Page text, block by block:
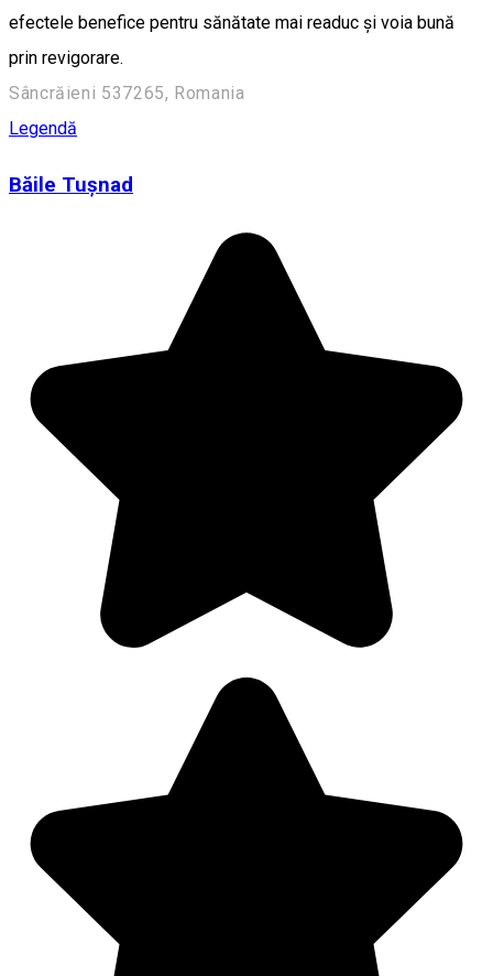
efectele benefice pentru sănătate mai readuc și voia bună
prin revigorare.
Sâncrăieni 537265, Romania
Legendă
Băile Tușnad